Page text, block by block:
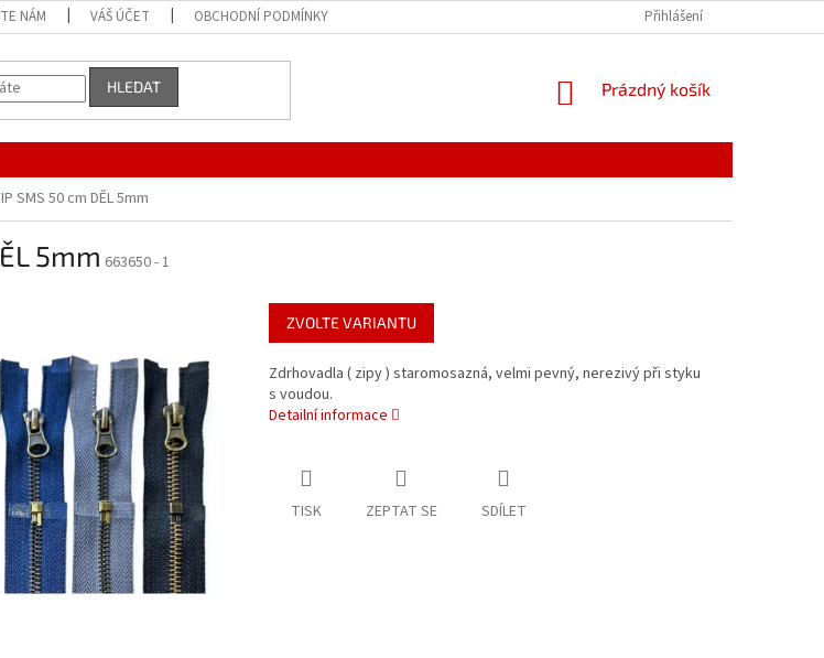
NÁM VÁŠ ÚČET OBCHODNÍ PODMÍNKY REKLAMACE
Přihlášení
HLEDAT
NÁKUPNÍ
Prázdný košík
SMS 50 cm DĚL 5mm
5mm 663650 - 1
ZVOLTE VARIANTU
Zdrhovadla ( zipy ) staromosazná, velmi pevný, nerezivý při styku
s voudou.
Detailní informace
TISK ZEPTAT SE SDÍLET